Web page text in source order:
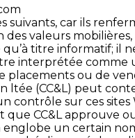
car ils
valeurs mobilières,
titre informatif;
interprétée
placements ou de
ltée (CC&L) peut
contrôle sur ces
CC&L approuve
un certain